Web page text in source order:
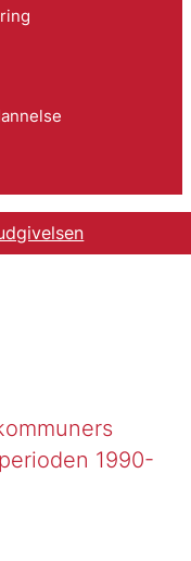
1990-